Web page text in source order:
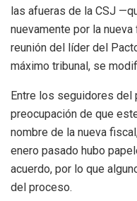
las afueras de la CSJ
nuevamente por la
reunión del líder del
máximo tribunal, se
Entre los seguidores
preocupación de que
nombre de la nueva
enero pasado hubo
acuerdo, por lo que
del proceso.